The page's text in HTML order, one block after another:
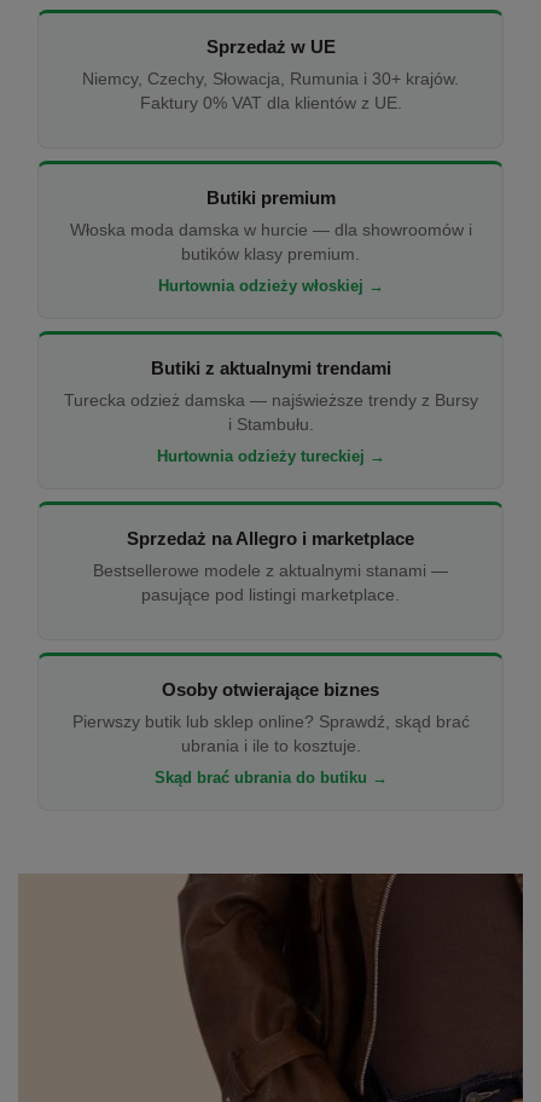
Sprzedaż w UE
Niemcy, Czechy, Słowacja, Rumunia i 30+ krajów.
Faktury 0% VAT dla klientów z UE.
Butiki premium
Włoska moda damska w hurcie — dla showroomów i
butików klasy premium.
Hurtownia odzieży włoskiej →
Butiki z aktualnymi trendami
Turecka odzież damska — najświeższe trendy z Bursy
i Stambułu.
Hurtownia odzieży tureckiej →
Sprzedaż na Allegro i marketplace
Bestsellerowe modele z aktualnymi stanami —
pasujące pod listingi marketplace.
Osoby otwierające biznes
Pierwszy butik lub sklep online? Sprawdź, skąd brać
ubrania i ile to kosztuje.
Skąd brać ubrania do butiku →